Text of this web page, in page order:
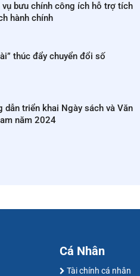
vụ bưu chính công ích hỗ trợ tích
hành chính
thúc đẩy chuyển đổi số
dẫn triển khai Ngày sách và Văn
năm 2024
Cá Nhân
Tài chính cá nhân